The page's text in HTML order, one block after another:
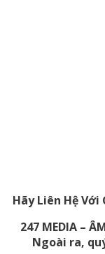
Hãy Liên Hệ
247 MEDIA –
Ngoài ra,